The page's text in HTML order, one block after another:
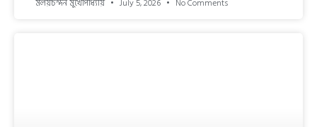
মলয়চন্দন মুখোপাধ্যায় July 5, 2026 No Comments